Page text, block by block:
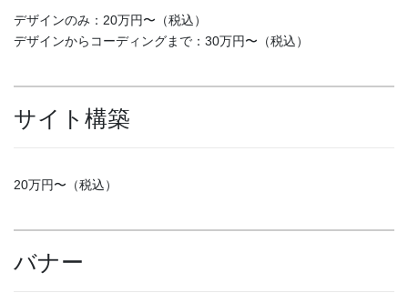
デザインのみ：20万円〜（税込）
デザインからコーディングまで：30万円〜（税込）
サイト構築
20万円〜（税込）
バナー